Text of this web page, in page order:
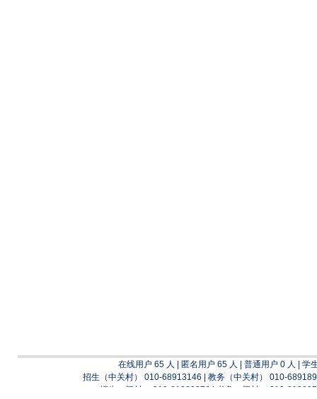
在线用户 65 人 | 匿名用户 65 人 | 普通用户 0 人 | 学
招生（中关村） 010-68913146 | 教务（中关村） 010-
招生（阎村） 010-81389976 | 考务（阎村） 010-